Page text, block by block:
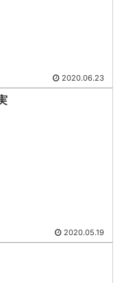
2020.06.23
2020.05.19